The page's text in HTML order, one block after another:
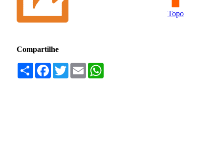
Topo
Compartilhe
Compartilhar
Facebook
TwitterEmail